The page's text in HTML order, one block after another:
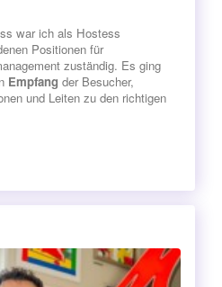
war ich als Hostess
Positionen für
zuständig. Es ging
Empfang der Besucher,
und Leiten zu den richtigen